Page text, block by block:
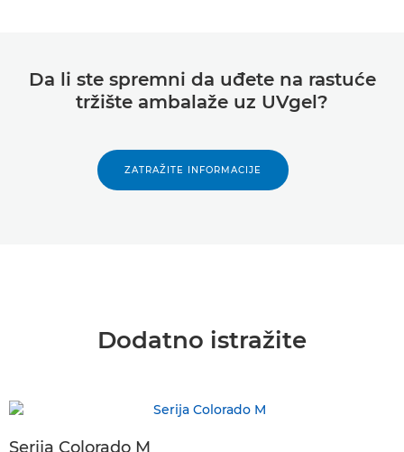
Da li ste spremni da uđete na rastuće
tržište ambalaže uz UVgel?
ZATRAŽITE INFORMACIJE
Dodatno istražite
Serija Colorado M